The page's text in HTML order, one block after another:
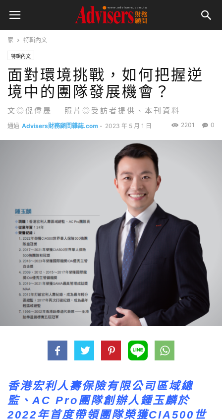
家 特輯內文
特輯內文
面對環境挑戰，如何把握逆
境中的團隊發展機會？
文◎倪偉晟 照片◎受訪者提供、本刊資料
通過 Advisers財務顧問雜誌.com - 2023 年 5 月 1 日 0
2201
香港宏利人壽保險有限公司區域總
監、AC Pro團隊創辦人鍾玉麟於
2022年首度帶領團隊榮獲CIA500世